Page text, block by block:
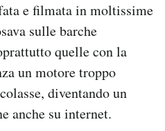
e filmata in moltissime
sulle barche
quelle con la
un motore troppo
diventando un
anche su internet.